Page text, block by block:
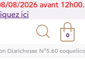
08/2026 avant 12h00.
ici
0
Diarichesse N°5.60